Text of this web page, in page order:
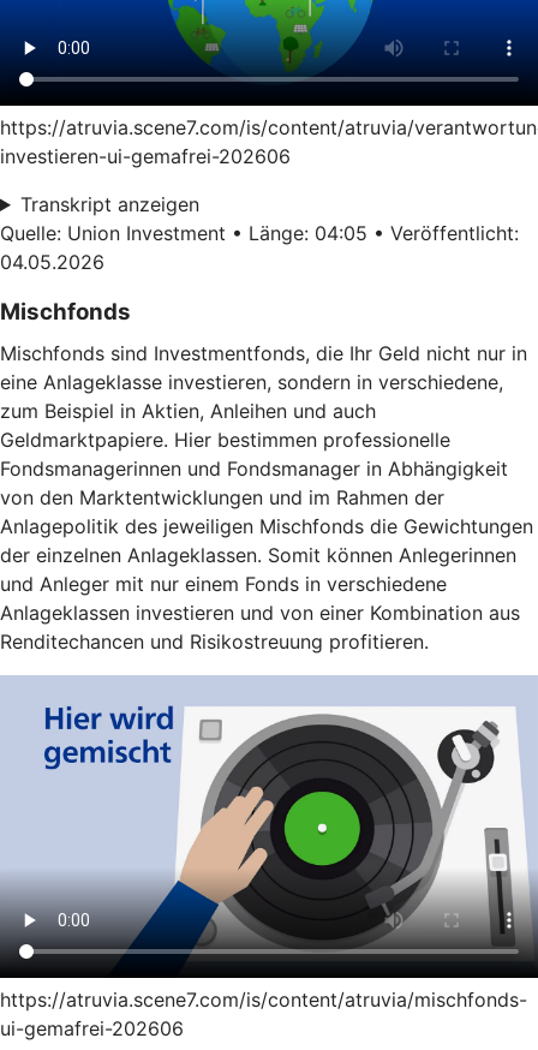
https://atruvia.scene7.com/is/content/atruvia/
investieren-ui-gemafrei-202606
Transkript anzeigen
Quelle: Union Investment • Länge: 04:05 • Veröffentlicht:
04.05.2026
Mischfonds
Mischfonds sind Investmentfonds, die Ihr Geld nicht nur in
eine Anlageklasse investieren, sondern in verschiedene,
zum Beispiel in Aktien, Anleihen und auch
Geldmarktpapiere. Hier bestimmen professionelle
Fondsmanagerinnen und Fondsmanager in Abhängigkeit
von den Marktentwicklungen und im Rahmen der
Anlagepolitik des jeweiligen Mischfonds die Gewichtungen
der einzelnen Anlageklassen. Somit können Anlegerinnen
und Anleger mit nur einem Fonds in verschiedene
Anlageklassen investieren und von einer Kombination aus
Renditechancen und Risikostreuung profitieren.
https://atruvia.scene7.com/is/content/atruvia/mischfonds-
ui-gemafrei-202606